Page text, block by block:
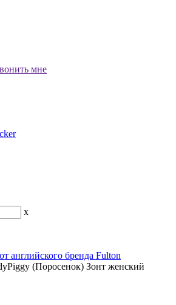
мне
x
английского бренда Fulton
(Поросенок) Зонт женский